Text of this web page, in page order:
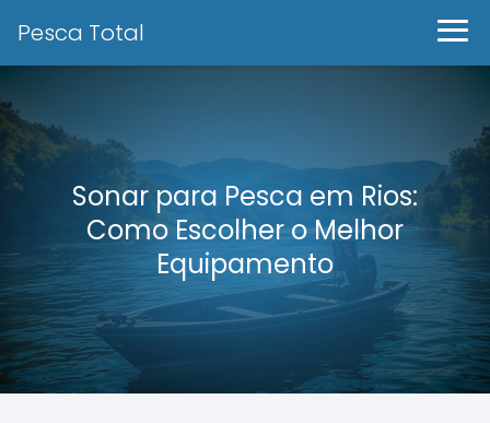
Pesca Total
Sonar para Pesca em Rios:
Como Escolher o Melhor
Equipamento